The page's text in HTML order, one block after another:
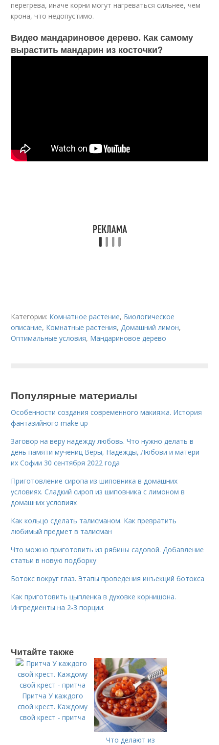
перегрева, иначе корни могут нагреваться сильнее, чем
крона, что недопустимо.
Видео мандариновое дерево. Как самому
вырастить мандарин из косточки?
Категории: Комнатное растение, Биологическое
описание, Комнатные растения,Домашний лимон,
Оптимальные условия, Мандариновое дерево
Популярные материалы
Особенности создания современного макияжа. История
фантазийного make up
Заговор на веру надежду любовь. Что нужно делать в
день памяти мучениц Веры, Надежды, Любови и матери
их Софии 30 сентября 2022 года
Приготовление сиропа из шиповника в домашних
условиях. Сладкий сироп из шиповника с лимоном в
домашних условиях
Как кольцо сделать талисманом. Как превратить
любимый предмет в талисман
Что можно приготовить из рябины садовой. Добавление
статьи в новую подборку
Ботокс вокруг глаз. Этапы проведения инъекций ботокса
Как приготовить цыпленка в духовке корнишона.
Ингредиенты на 2-3 порции:
Читайте также
Притча У каждого
свой крест. Каждому
свой крест - притча
Что делают из